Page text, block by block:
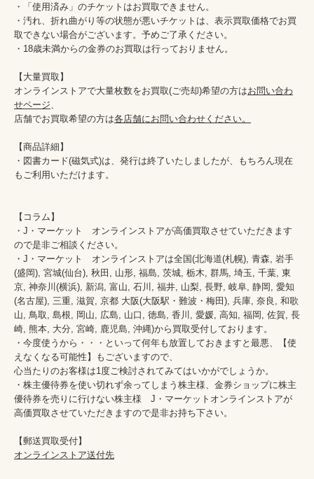
・「使用済み」のチケットはお買取できません。
・汚れ、折れ曲がり等の状態が悪いチケットは、表示買取価格でお買
取できない場合がございます。予めご了承ください。
・18歳未満からの金券のお買取は行っておりません。
【大量買取】
オンラインストアで大量枚数をお買取(ご売却)希望の方はお問い合わ
せページ
店舗でお買取希望の方は各店舗にお問い合わせください。
【商品詳細】
・図書カード(磁気式)は、発行は終了いたしましたが、もちろん現在
もご利用いただけます。
【コラム】
・J・マーケット　オンラインストアが高価買取させていただきます
ので是非ご相談ください。
・J・マーケット　オンラインストアは全国(北海道(札幌), 青森, 岩手
(盛岡), 宮城(仙台), 秋田, 山形, 福島, 茨城, 栃木, 群馬, 埼玉, 千葉, 東
京, 神奈川(横浜), 新潟, 富山, 石川, 福井, 山梨, 長野, 岐阜, 静岡, 愛知
(名古屋), 三重, 滋賀, 京都 大阪(大阪駅・難波・梅田), 兵庫, 奈良, 和歌
山, 鳥取, 島根, 岡山, 広島, 山口, 徳島, 香川, 愛媛, 高知, 福岡, 佐賀, 長
崎, 熊本, 大分, 宮崎, 鹿児島, 沖縄)から買取受付しております。
・今度使うから・・・といって何年も放置しておきますと最悪、【使
えなくなる可能性】もございますので、
心当たりのお客様は1度ご検討されてみてはいかがでしょうか。
・株主優待券を使い切れず余ってしまう株主様、金券ショップに株主
優待券を売りに行けない株主様　J・マーケットオンラインストアが
高価買取させていただきますので是非お持ち下さい。
オンラインストア送付先